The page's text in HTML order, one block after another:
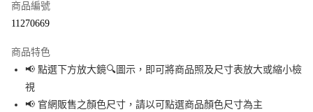
Apple Pay
街口支付
商品編號
11270669
商品特色
📢 點選下方放大鏡🔍圖示，即可將商品照及尺寸表放大或縮小檢
視
📢 官網販售之顏色尺寸，請以可點選商品顏色尺寸為主